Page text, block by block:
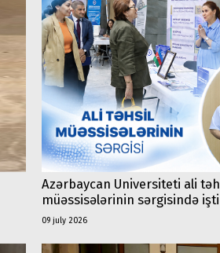
Azərbaycan Universiteti ali
müəssisələrinin sərgisində
09 july 2026